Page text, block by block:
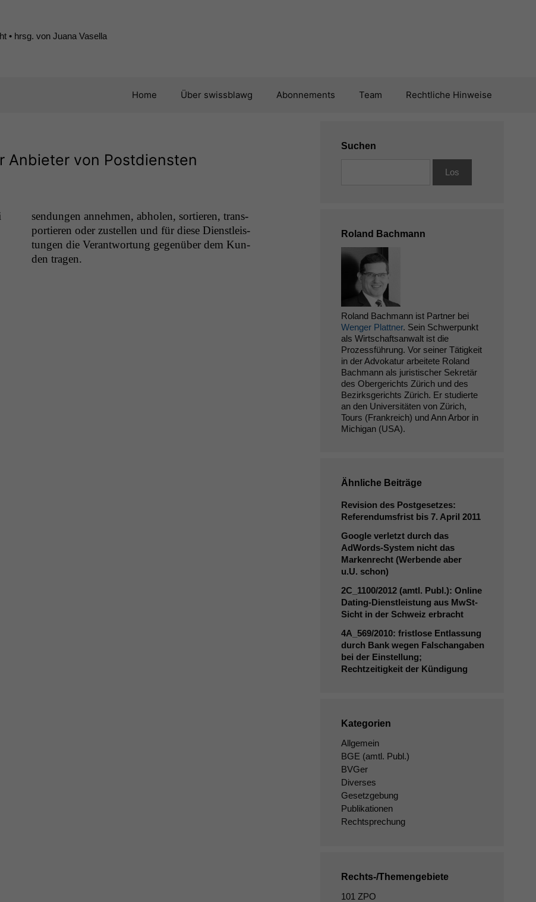
• hrsg. von Juana Vasella
Home Über swissblawg Abonnements Team Rechtliche Hinweise
Anbieter von Postdiensten
den tragen.
Suchen
Roland Bachmann
Roland Bachmann ist Partner bei
Wenger Plattner. Sein Schwerpunkt
als Wirtschaftsanwalt ist die
Prozessführung. Vor seiner Tätigkeit
in der Advokatur arbeitete Roland
Bachmann als juristischer Sekretär
des Obergerichts Zürich und des
Bezirksgerichts Zürich. Er studierte
an den Universitäten von Zürich,
Tours (Frankreich) und Ann Arbor in
Michigan (USA).
Ähnliche Beiträge
Revision des Postgesetzes:
Referendumsfrist bis 7. April 2011
Google verletzt durch das
AdWords-System nicht das
Markenrecht (Werbende aber
u.U. schon)
2C_1100/2012 (amtl. Publ.): Online
Dating-Dienstleistung aus MwSt-
Sicht in der Schweiz erbracht
4A_569/2010: fristlose Entlassung
durch Bank wegen Falschangaben
bei der Einstellung;
Rechtzeitigkeit der Kündigung
Kategorien
Allgemein
BGE (amtl. Publ.)
BVGer
Diverses
Gesetzgebung
Publikationen
Rechtsprechung
Rechts-/Themengebiete
101 ZPO